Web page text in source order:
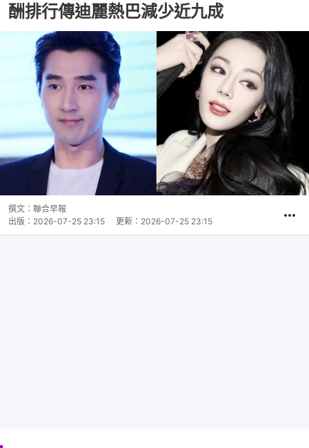
酬排行傳迪麗熱巴減少近九成
撰文： 聯合早報
出版： 2026-07-25 23:15 更新： 2026-07-25 23:15